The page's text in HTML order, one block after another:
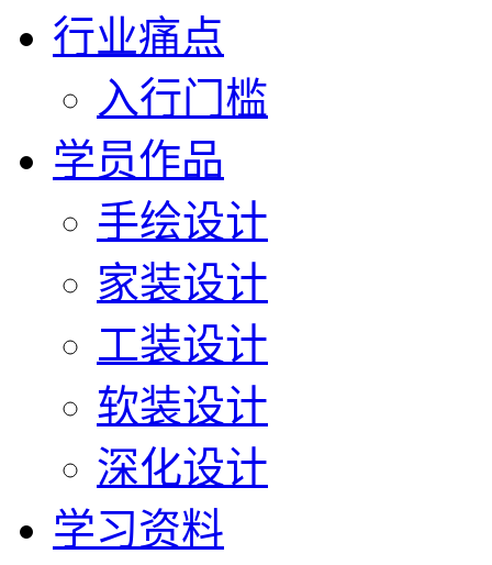
行业痛点
入行门槛
学员作品
手绘设计
家装设计
工装设计
软装设计
深化设计
学习资料